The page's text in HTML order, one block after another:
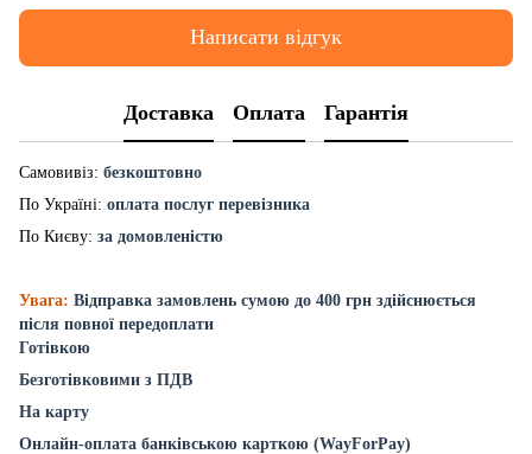
Написати відгук
Доставка Оплата Гарантія
Самовивіз: безкоштовно
По Україні: оплата послуг перевізника
По Києву: за домовленістю
Увага: Відправка замовлень сумою до 400 грн здійснюється
після повної передоплати
Готівкою
Безготівковими з ПДВ
На карту
Онлайн-оплата банківською карткою (WayForPay)